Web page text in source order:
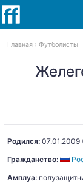
Главная Футболисты
Родился: 07.01.2009
Гражданство:
Амплуа: